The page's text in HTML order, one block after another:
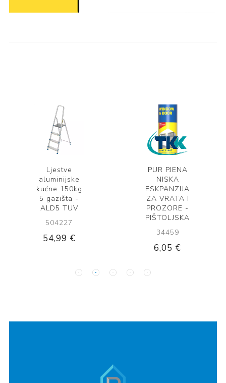
Ljestve
aluminijske
kućne 150kg
5 gazišta -
ALD5 TUV
504227
54,99 €
PUR PJENA
NISKA
ESKPANZIJA
ZA VRATA I
PROZORE -
PIŠTOLJSKA
34459
6,05 €